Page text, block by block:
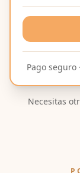
Pago seguro
Necesitas